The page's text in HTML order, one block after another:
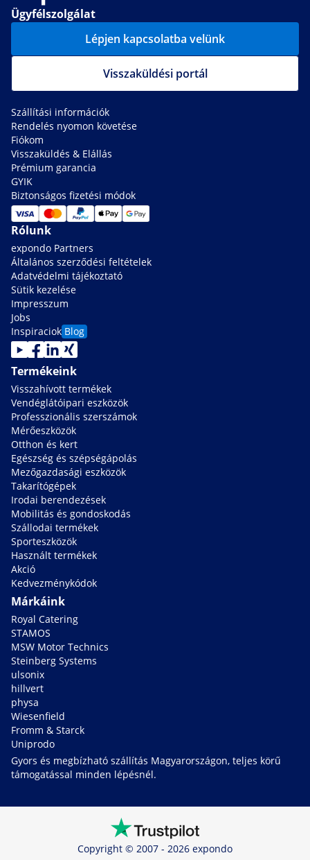
Ügyfélszolgálat
Lépjen kapcsolatba velünk
Visszaküldési portál
Szállítási információk
Rendelés nyomon követése
Fiókom
Visszaküldés & Elállás
Prémium garancia
GYIK
Biztonságos fizetési módok
Rólunk
expondo Partners
Általános szerződési feltételek
Adatvédelmi tájékoztató
Sütik kezelése
Impresszum
Jobs
Inspiraciok Blog
Termékeink
Visszahívott termékek
Vendéglátóipari eszközök
Professzionális szerszámok
Mérőeszközök
Otthon és kert
Egészség és szépségápolás
Mezőgazdasági eszközök
Takarítógépek
Irodai berendezések
Mobilitás és gondoskodás
Szállodai termékek
Sporteszközök
Használt termékek
Akció
Kedvezménykódok
Márkáink
Royal Catering
STAMOS
MSW Motor Technics
Steinberg Systems
ulsonix
hillvert
physa
Wiesenfield
Fromm & Starck
Uniprodo
Gyors és megbízható szállítás Magyarországon, teljes körű
támogatással minden lépésnél.
Copyright © 2007 - 2026 expondo